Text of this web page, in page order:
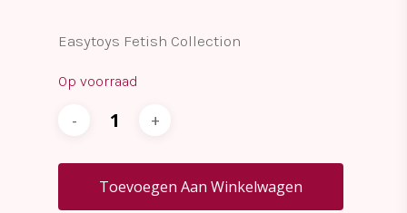
Easytoys Fetish Collection
Op voorraad
Toevoegen Aan Winkelwagen